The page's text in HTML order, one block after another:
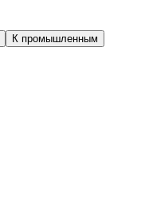
К промышленным